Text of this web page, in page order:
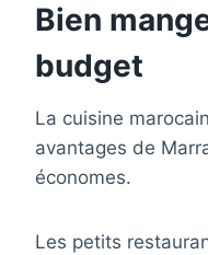
Bien
budget
La cuisine
avantages de
économes.
Les petits